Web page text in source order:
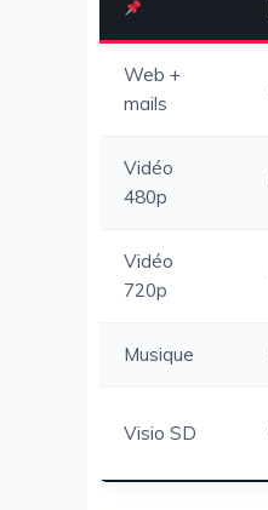
Web +
mails
Vidéo
480p
Vidéo
720p
Musique
Visio SD